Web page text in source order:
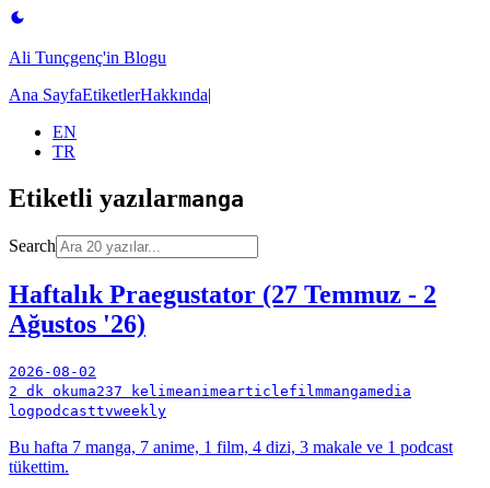
Ali Tunçgenç'in Blogu
Ana SayfaEtiketlerHakkında|
EN
TR
Etiketli yazılarmanga
Search
Haftalık Praegustator (27 Temmuz - 2
Ağustos '26)
2026-08-02
2 dk okuma237 kelimeanimearticlefilmmangamedia
logpodcasttvweekly
Bu hafta 7 manga, 7 anime, 1 film, 4 dizi, 3 makale ve 1 podcast
tükettim.